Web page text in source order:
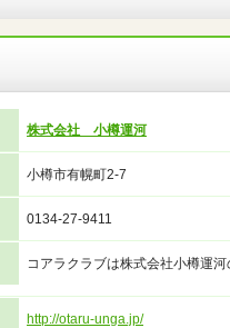
株式会社 小樽運河
小樽市有幌町2-7
0134-27-9411
コアラクラブは株式会社小樽運
http://otaru-unga.jp/